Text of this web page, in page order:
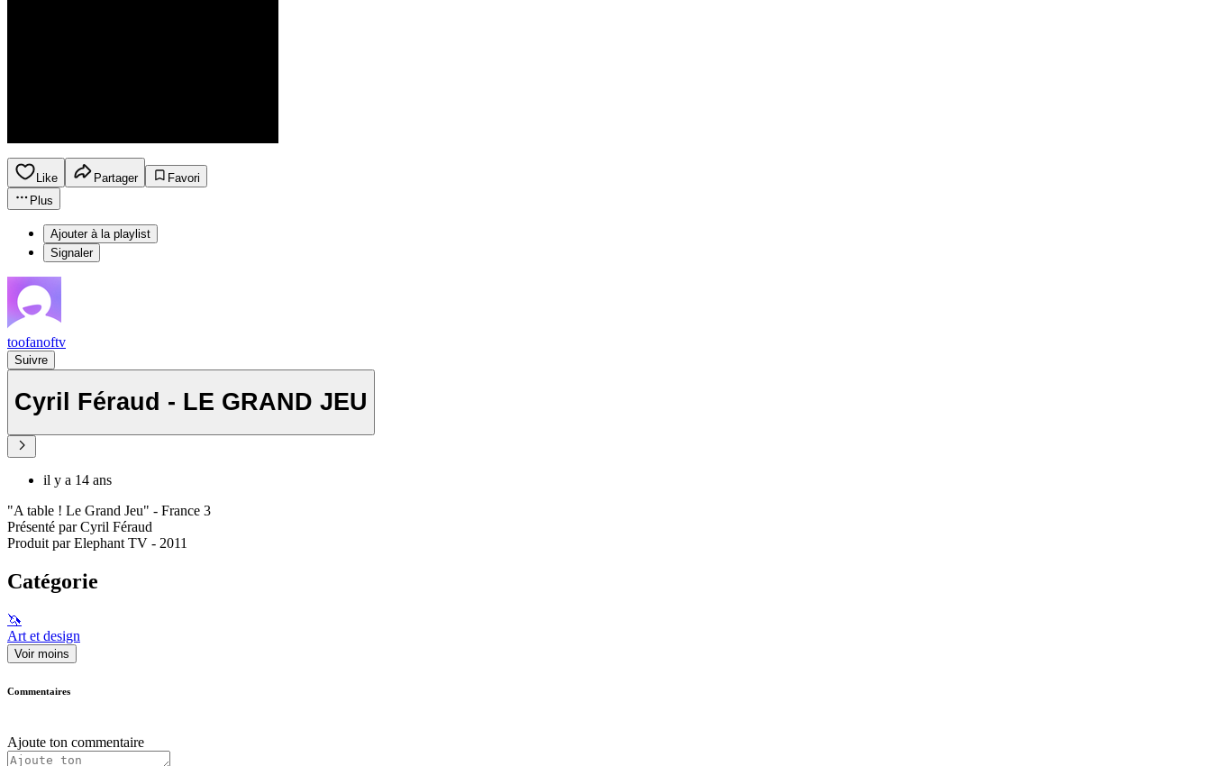
Like Partager
Favori
Plus
Ajouter à la playlist
Signaler
toofanoftv
Suivre
Cyril Féraud - LE GRAND JEU
il y a 14 ans
"A table ! Le Grand Jeu" - France 3
Présenté par Cyril Féraud
Produit par Elephant TV - 2011
Catégorie
🦄
Art et design
Voir moins
Commentaires
Ajoute ton commentaire